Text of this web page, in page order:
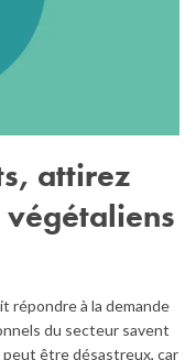
attirez
répondre à la demande
du secteur savent
peut être désastreux, car